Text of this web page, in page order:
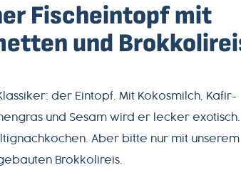
Fischeintopf mit
und
der Eintopf. Mit Kokosmilch, Kafir-
und Sesam wird er lecker exotisch.
Aber bitte nur mit unserem
Brokkolireis.